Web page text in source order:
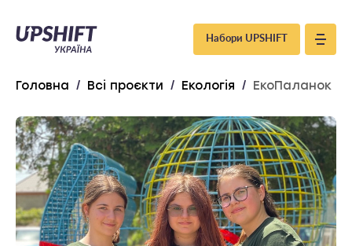
Upshift
–
Україна
Набори UPSHIFT
Головна / Всі проєкти / Екологія / ЕкоПаланок